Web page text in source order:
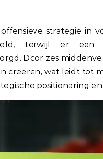
offensieve strategie in
terwijl er een
Door zes
creëren, wat leidt tot
positionering